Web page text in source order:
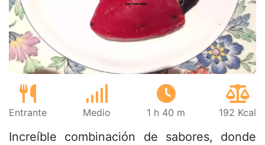
Entrante Medio 1 h 40 m 192 Kcal
Increíble combinación de sabores, donde